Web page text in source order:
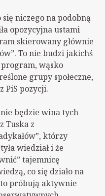
niczego na podobną
opozycyjna ustami
skierowany głównie
To nie budzi jakichś
wąsko
grupy społeczne,
PiS pozycji.
będzie wina tych
Tuska z
którzy
wiedział i że
tajemnicę
co się działo na
próbują aktywnie